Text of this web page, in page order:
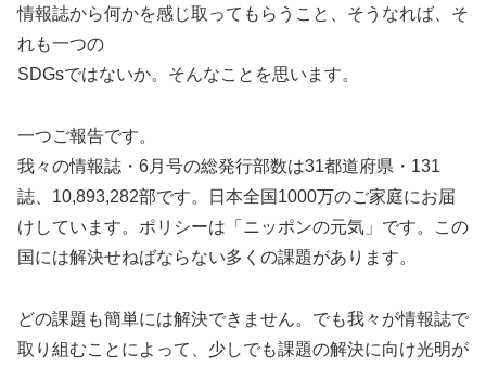
情報誌から何かを感じ取ってもらうこと、そうなれば、そ
れも一つの
SDGsではないか。そんなことを思います。
一つご報告です。
我々の情報誌・6月号の総発行部数は31都道府県・131
誌、10,893,282部です。日本全国1000万のご家庭にお届
けしています。ポリシーは「ニッポンの元気」です。この
国には解決せねばならない多くの課題があります。
どの課題も簡単には解決できません。でも我々が情報誌で
取り組むことによって、少しでも課題の解決に向け光明が